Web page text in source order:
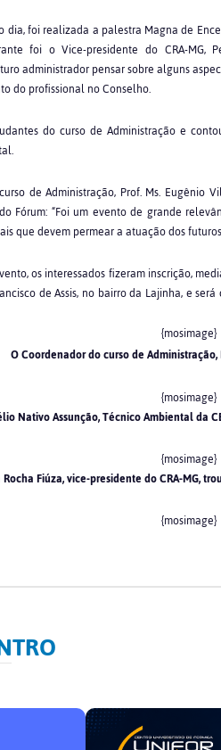
dia, foi realizada a palestra Magna de
foi o Vice-presidente do CRA-
administrador pensar sobre alguns
do profissional no Conselho.
do curso de Administração e
de Administração, Prof. Ms. Eugênio
Fórum: “Foi um evento de grande
que devem permear a atuação dos
os interessados fizeram inscrição,
de Assis, no bairro da Lajinha, e
{mosimage}
O Coordenador do curso de
{mosimage}
Nativo Assunção, Técnico Ambiental da
{mosimage}
Fiúza, vice-presidente do CRA-MG,
{mosimage}